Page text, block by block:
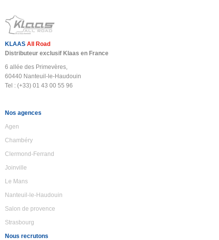
KLAAS All Road
Distributeur exclusif Klaas en France
6 allée des Primevères,
60440 Nanteuil-le-Haudouin
Tel : (+33) 01 43 00 55 96
Nos agences
Agen
Chambéry
Clermond-Ferrand
Joinville
Le Mans
Nanteuil-le-Haudouin
Salon de provence
Strasbourg
Nous recrutons